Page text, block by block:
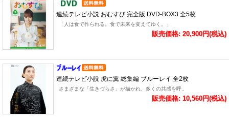
連続テレビ小説 おむすび 完全版 DVD-BOX3 全5枚
「人は食で作られる。食で未来を変えてゆく。」
販売価格: 20,900円(税込)
連続テレビ小説 虎に翼 総集編 ブルーレイ 全2枚
さまざまな「生きづらさ」が描かれ、多くの共感を呼..
販売価格: 10,560円(税込)